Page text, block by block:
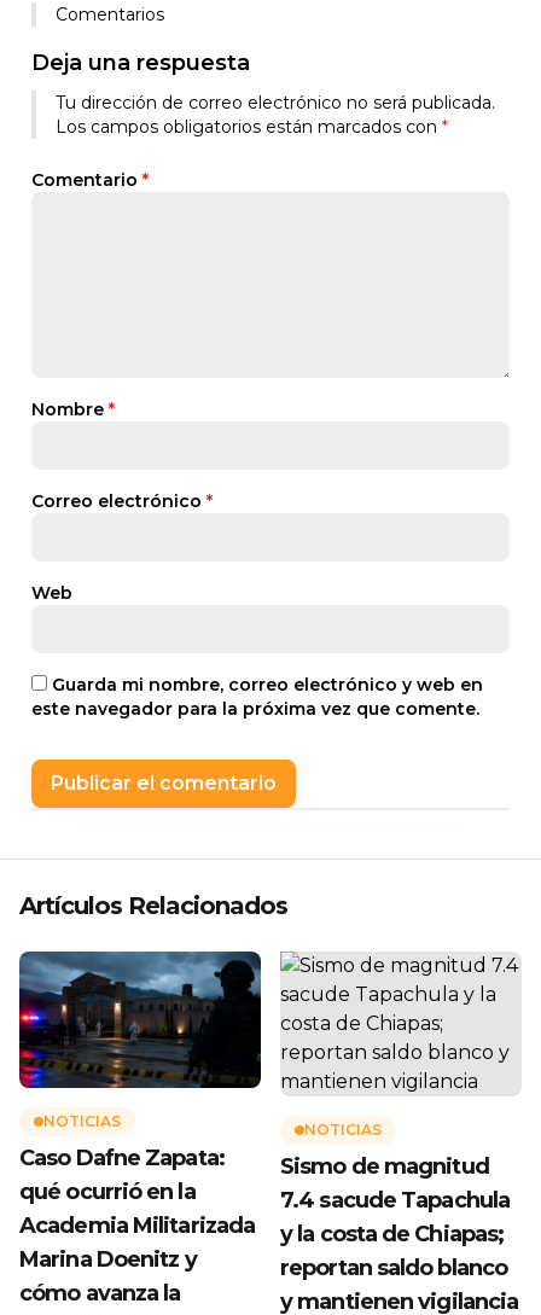
Comentarios
Deja una respuesta
Tu dirección de correo electrónico no será publicada.
Los campos obligatorios están marcados con *
Comentario *
Nombre *
Correo electrónico *
Web
Guarda mi nombre, correo electrónico y web en
este navegador para la próxima vez que comente.
Artículos Relacionados
NOTICIAS
Caso Dafne Zapata:
qué ocurrió en la
Academia Militarizada
Marina Doenitz y
cómo avanza la
NOTICIAS
Sismo de magnitud
7.4 sacude Tapachula
y la costa de Chiapas;
reportan saldo blanco
y mantienen vigilancia